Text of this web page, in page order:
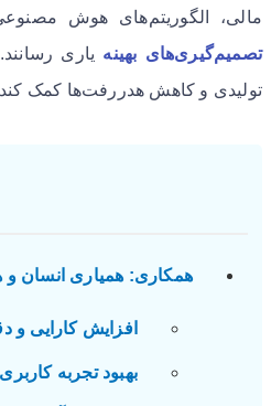
مالی، الگوریتم‌های هوش
تصمیم‌گیری‌های بهینه یاری
تولیدی و کاهش هدررفت‌ها کمک
همکاری: همیاری انسان
افزایش کارایی و
بهبود تجربه کاربری